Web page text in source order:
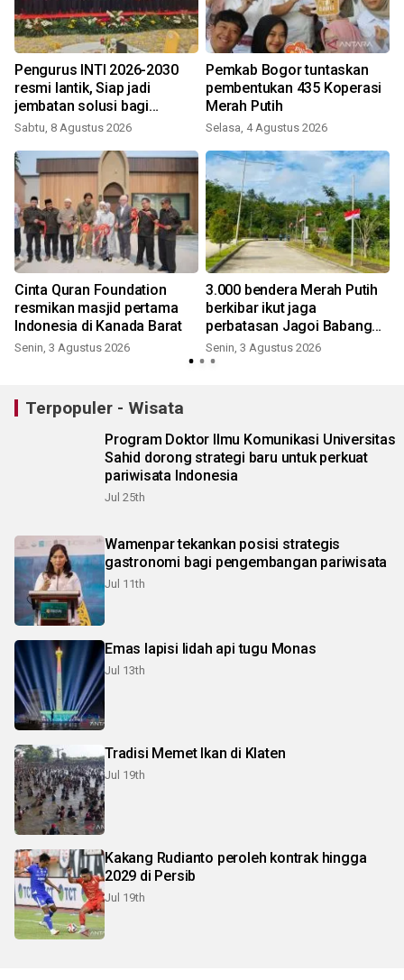
Pengurus INTI 2026-2030
resmi lantik, Siap jadi
jembatan solusi bagi
persoalan bangsa
Sabtu, 8 Agustus 2026
Pemkab Bogor tuntaskan
pembentukan 435 Koperasi
Merah Putih
Selasa, 4 Agustus 2026
Cinta Quran Foundation
resmikan masjid pertama
Indonesia di Kanada Barat
Senin, 3 Agustus 2026
3.000 bendera Merah Putih
berkibar ikut jaga
perbatasan Jagoi Babang
Kalbar
Senin, 3 Agustus 2026
Terpopuler - Wisata
Program Doktor Ilmu Komunikasi Universitas
Sahid dorong strategi baru untuk perkuat
pariwisata Indonesia
Jul 25th
Wamenpar tekankan posisi strategis
gastronomi bagi pengembangan pariwisata
Jul 11th
Emas lapisi lidah api tugu Monas
Jul 13th
Tradisi Memet Ikan di Klaten
Jul 19th
Kakang Rudianto peroleh kontrak hingga
2029 di Persib
Jul 19th